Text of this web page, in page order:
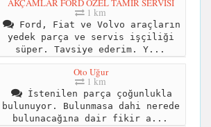
AKÇAMLAR FORD ÖZEL TAMİR SERVİSİ
1 km
Ford, Fiat ve Volvo araçların
yedek parça ve servis işçiliği
süper. Tavsiye ederim. Y...
Oto Uğur
1 km
İstenilen parça çoğunlukla
bulunuyor. Bulunmasa dahi nerede
bulunacağına dair fikir a...